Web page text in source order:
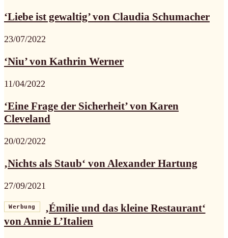
‘Liebe ist gewaltig’ von Claudia Schumacher
23/07/2022
‘Niu’ von Kathrin Werner
11/04/2022
‘Eine Frage der Sicherheit’ von Karen
Cleveland
20/02/2022
‚Nichts als Staub‘ von Alexander Hartung
27/09/2021
Werbung
‚Émilie und das kleine Restaurant‘
von Annie L’Italien